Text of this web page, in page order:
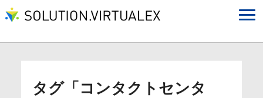
タグ「コンタクトセンタ